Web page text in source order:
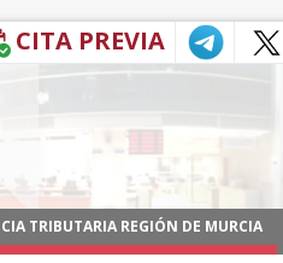
CITA PREVIA
TRIBUTARIA REGIÓN DE MURCIA